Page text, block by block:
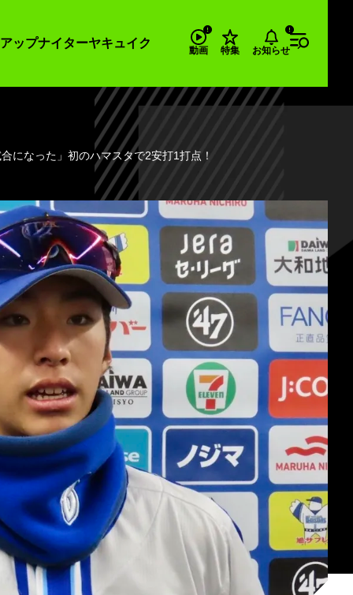
ップナイターヤキュイク
動画 特集 お知らせ
になった」初のハマスタで2安打1打点！